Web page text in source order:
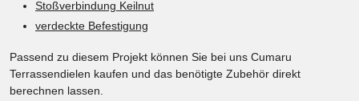
Stoßverbindung Keilnut
verdeckte Befestigung
Passend zu diesem Projekt können Sie bei uns Cumaru
Terrassendielen kaufen und das benötigte Zubehör direkt
berechnen lassen.